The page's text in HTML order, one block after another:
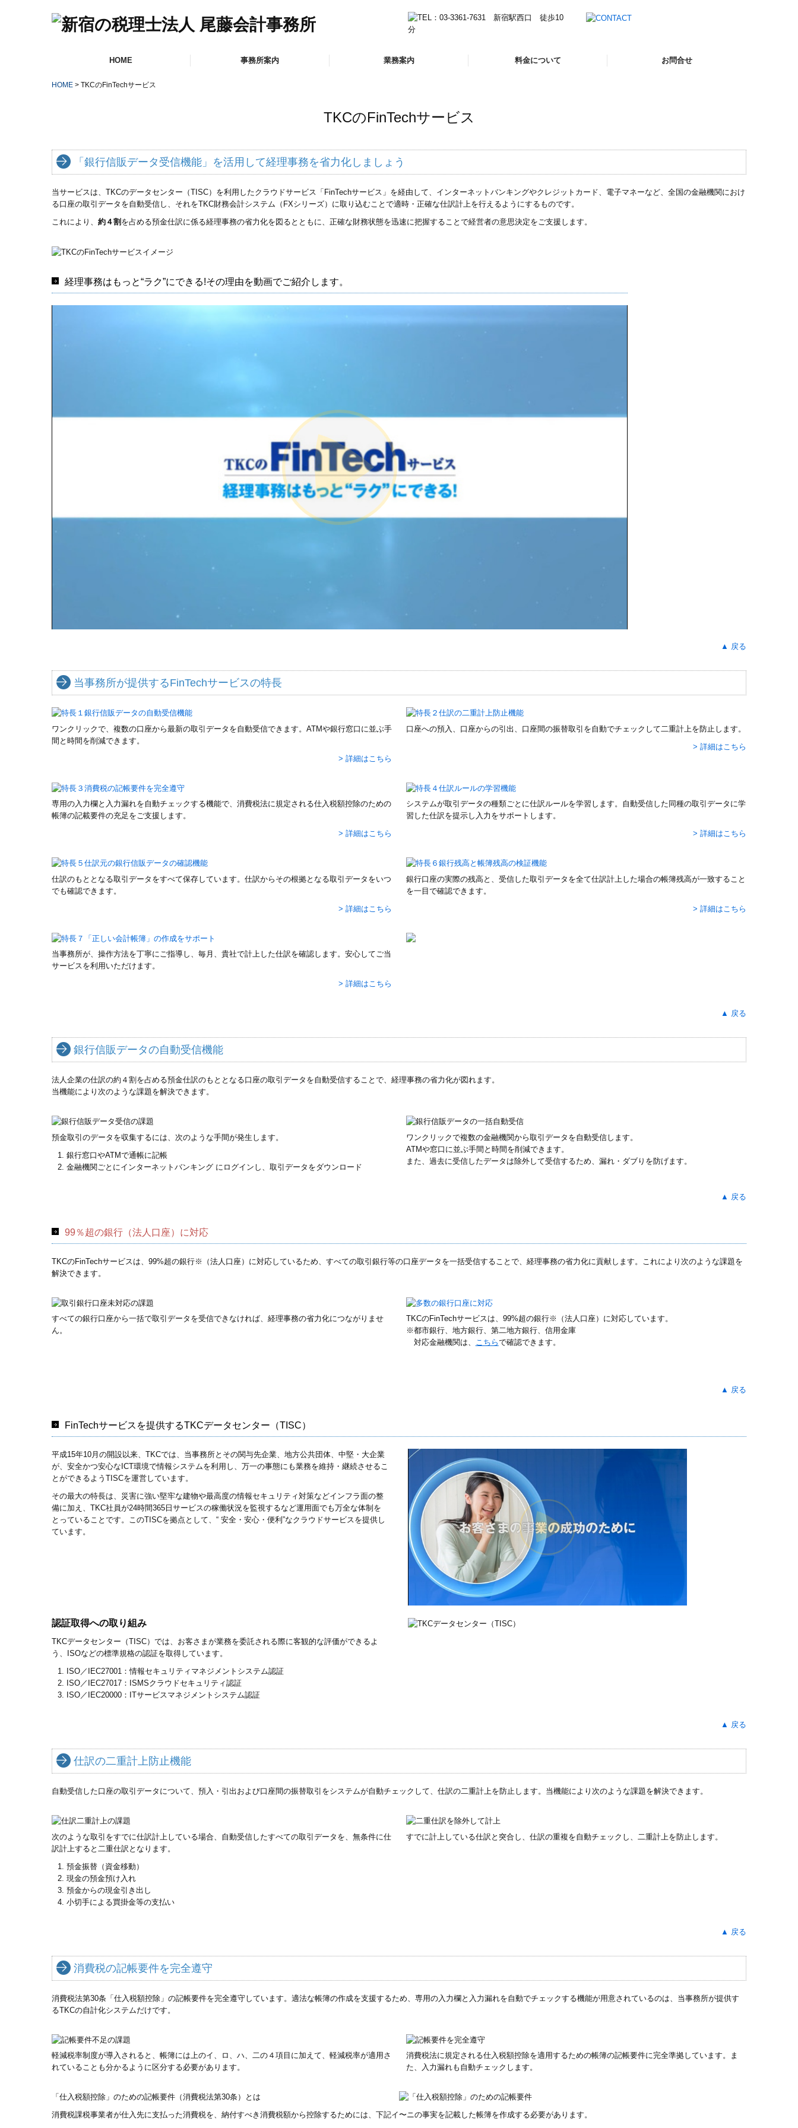
HOME 事務所案内 業務案内 料金について お問合せ
HOME TKCのFinTechサービス
TKCのFinTechサービス
「銀行信販データ受信機能」を活用して経理事務を省力化しましょう
当サービスは、TKCのデータセンター（TISC）を利用したクラウドサービス「FinTechサービス」を経由して、インターネットバンキングやクレジットカード、電子マネーなど、全国の金融機関におけ
る口座の取引データを自動受信し、それをTKC財務会計システム（FXシリーズ）に取り込むことで適時・正確な仕訳計上を行えるようにするものです。
これにより、 約４割 を占める預金仕訳に係る経理事務の省力化を図るとともに、正確な財務状態を迅速に把握することで経営者の意思決定をご支援します。
経理事務はもっと“ラク”にできる!その理由を動画でご紹介します。
▲ 戻る
当事務所が提供するFinTechサービスの特長
ワンクリックで、複数の口座から最新の取引データを自動受信できます。ATMや銀行窓口に並ぶ手
間と時間を削減できます。
> 詳細はこちら
口座への預入、口座からの引出、口座間の振替取引を自動でチェックして二重計上を防止します。
> 詳細はこちら
専用の入力欄と入力漏れを自動チェックする機能で、消費税法に規定される仕入税額控除のための
帳簿の記載要件の充足をご支援します。
> 詳細はこちら
システムが取引データの種類ごとに仕訳ルールを学習します。自動受信した同種の取引データに学
習した仕訳を提示し入力をサポートします。
> 詳細はこちら
仕訳のもととなる取引データをすべて保存しています。仕訳からその根拠となる取引データをいつ
でも確認できます。
> 詳細はこちら
銀行口座の実際の残高と、受信した取引データを全て仕訳計上した場合の帳簿残高が一致すること
を一目で確認できます。
> 詳細はこちら
当事務所が、操作方法を丁寧にご指導し、毎月、貴社で計上した仕訳を確認します。安心してご当
サービスを利用いただけます。
> 詳細はこちら
▲ 戻る
銀行信販データの自動受信機能
法人企業の仕訳の約４割を占める預金仕訳のもととなる口座の取引データを自動受信することで、経理事務の省力化が図れます。
当機能により次のような課題を解決できます。
預金取引のデータを収集するには、次のような手間が発生します。
銀行窓口やATMで通帳に記帳
金融機関ごとにインターネットバンキング にログインし、取引データをダウンロード
ワンクリックで複数の金融機関から取引データを自動受信します。
ATMや窓口に並ぶ手間と時間を削減できます。
また、過去に受信したデータは除外して受信するため、漏れ・ダブりを防げます。
▲ 戻る
99％超の銀行（法人口座）に対応
TKCのFinTechサービスは、99%超の銀行※（法人口座）に対応しているため、すべての取引銀行等の口座データを一括受信することで、経理事務の省力化に貢献します。これにより次のような課題を
解決できます。
すべての銀行口座から一括で取引データを受信できなければ、経理事務の省力化につながりませ
ん。
TKCのFinTechサービスは、99%超の銀行※（法人口座）に対応しています。
※都市銀行、地方銀行、第二地方銀行、信用金庫
対応金融機関は、 こちらで確認できます。
▲ 戻る
FinTechサービスを提供するTKCデータセンター（TISC）
平成15年10月の開設以来、TKCでは、当事務所とその関与先企業、地方公共団体、中堅・大企業
が、安全かつ安心なICT環境で情報システムを利用し、万一の事態にも業務を維持・継続させるこ
とができるようTISCを運営しています。
その最大の特長は、災害に強い堅牢な建物や最高度の情報セキュリティ対策などインフラ面の整
備に加え、TKC社員が24時間365日サービスの稼働状況を監視するなど運用面でも万全な体制を
とっていることです。このTISCを拠点として、“ 安全・安心・便利”なクラウドサービスを提供し
ています。
認証取得への取り組み
TKCデータセンター（TISC）では、お客さまが業務を委託される際に客観的な評価ができるよ
う、ISOなどの標準規格の認証を取得しています。
ISO／IEC27001：情報セキュリティマネジメントシステム認証
ISO／IEC27017：ISMSクラウドセキュリティ認証
ISO／IEC20000：ITサービスマネジメントシステム認証
▲ 戻る
仕訳の二重計上防止機能
自動受信した口座の取引データについて、預入・引出および口座間の振替取引をシステムが自動チェックして、仕訳の二重計上を防止します。当機能により次のような課題を解決できます。
次のような取引をすでに仕訳計上している場合、自動受信したすべての取引データを、無条件に仕
訳計上すると二重仕訳となります。
預金振替（資金移動）
現金の預金預け入れ
預金からの現金引き出し
小切手による買掛金等の支払い
すでに計上している仕訳と突合し、仕訳の重複を自動チェックし、二重計上を防止します。
▲ 戻る
消費税の記帳要件を完全遵守
消費税法第30条「仕入税額控除」の記帳要件を完全遵守しています。適法な帳簿の作成を支援するため、専用の入力欄と入力漏れを自動でチェックする機能が用意されているのは、当事務所が提供す
るTKCの自計化システムだけです。
軽減税率制度が導入されると、帳簿には上のイ、ロ、ハ、二の４項目に加えて、軽減税率が適用さ
れていることも分かるように区分する必要があります。
消費税法に規定される仕入税額控除を適用するための帳簿の記帳要件に完全準拠しています。ま
た、入力漏れも自動チェックします。
「仕入税額控除」のための記帳要件（消費税法第30条）とは
消費税課税事業者が仕入先に支払った消費税を、納付すべき消費税額から控除するためには、下記イ〜ニの事実を記載した帳簿を作成する必要があります。